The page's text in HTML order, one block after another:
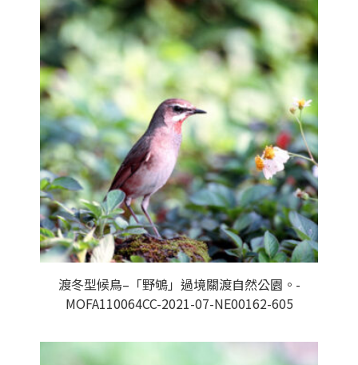
渡冬型候鳥–「野鴝」過境關渡自然公園。-
MOFA110064CC-2021-07-NE00162-605